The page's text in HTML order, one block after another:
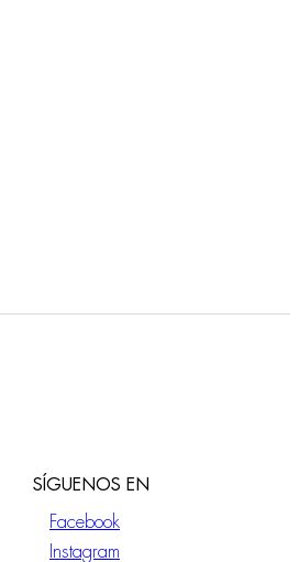
SÍGUENOS EN
Facebook
Instagram